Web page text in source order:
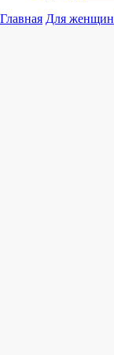
Главная Для женщин